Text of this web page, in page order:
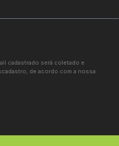
cadastrado será coletado e
de acordo com a nossa